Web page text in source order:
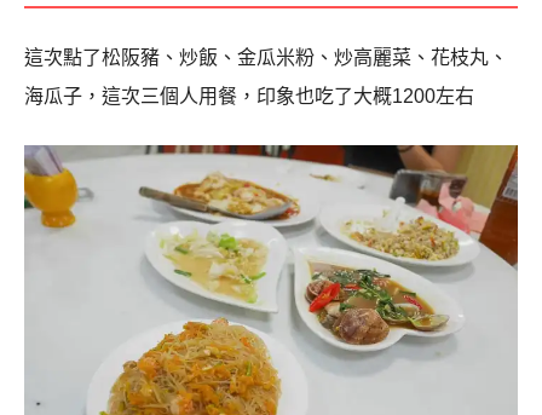
這次點了松阪豬、炒飯、金瓜米粉、炒高麗菜、花枝丸、
海瓜子，這次三個人用餐，印象也吃了大概1200左右